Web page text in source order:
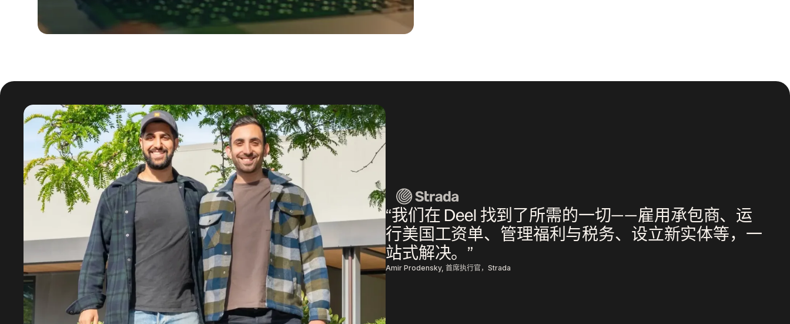
“我们在 Deel 找到了所需的一切——雇用承包商、运
行美国工资单、管理福利与税务、设立新实体等，一
站式解决。”
Amir Prodensky, 首席执行官，Strada